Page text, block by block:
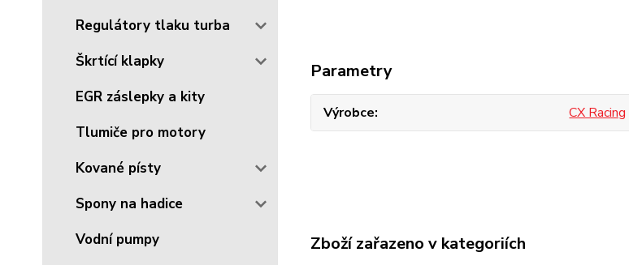
Regulátory tlaku turba
Škrtící klapky
EGR záslepky a kity
Tlumiče pro motory
Kované písty
Spony na hadice
Vodní pumpy
Parametry
Výrobce CX Racing
Zboží zařazeno v kategoriích